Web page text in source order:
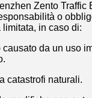
Zento Traffic
o
in caso di:
da un uso
catastrofi naturali.